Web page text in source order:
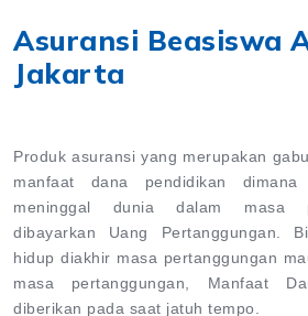
Asuransi Beasiswa
Jakarta
Produk asuransi yang merupakan
manfaat dana pendidikan dimana
meninggal dunia dalam masa
dibayarkan Uang Pertanggungan.
hidup diakhir masa pertanggungan
masa pertanggungan, Manfaat
diberikan pada saat jatuh tempo.